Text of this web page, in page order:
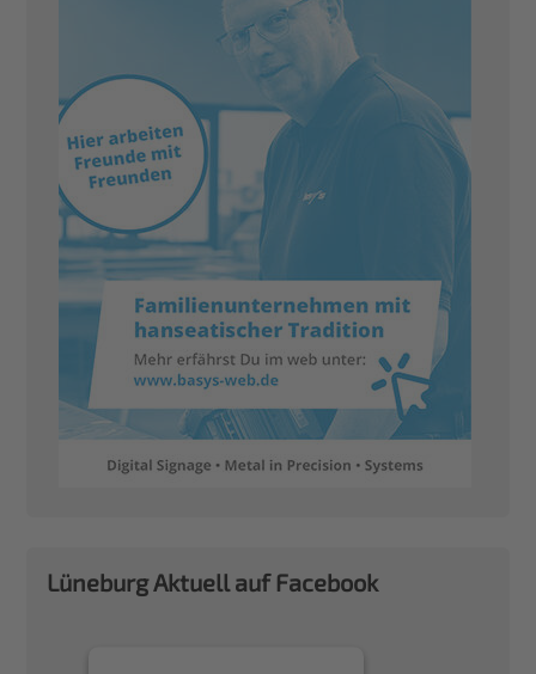
Lüneburg Aktuell auf Facebook